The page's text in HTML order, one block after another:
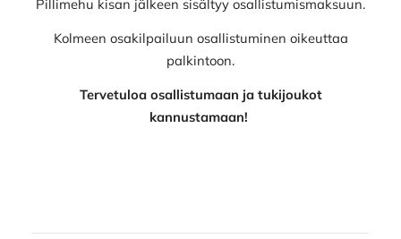
Pillimehu kisan jälkeen sisältyy osallistumismaksuun.
Kolmeen osakilpailuun osallistuminen oikeuttaa
palkintoon.
Tervetuloa osallistumaan ja tukijoukot
kannustamaan!